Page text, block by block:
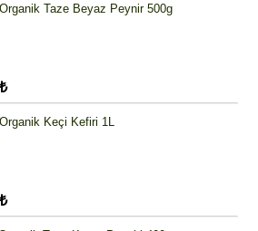
Taze Beyaz Peynir 500g
Keçi Kefiri 1L